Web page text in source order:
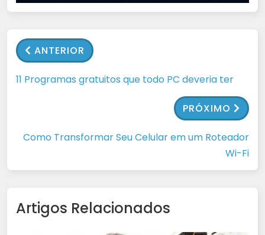
ANTERIOR
11 Programas gratuitos que todo PC deveria ter
PRÓXIMO
Como Transformar Seu Celular em um Roteador
Wi-Fi
Artigos Relacionados